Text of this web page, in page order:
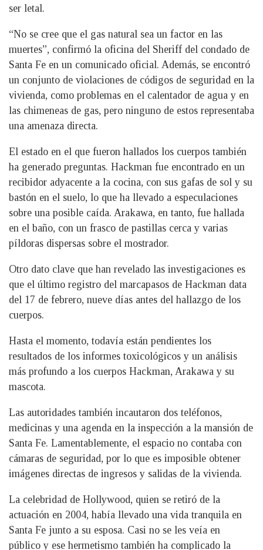
ser letal.
“No se cree que el gas natural sea un factor en las
muertes”, confirmó la oficina del Sheriff del condado de
Santa Fe en un comunicado oficial. Además, se encontró
un conjunto de violaciones de códigos de seguridad en la
vivienda, como problemas en el calentador de agua y en
las chimeneas de gas, pero ninguno de estos representaba
una amenaza directa.
El estado en el que fueron hallados los cuerpos también
ha generado preguntas. Hackman fue encontrado en un
recibidor adyacente a la cocina, con sus gafas de sol y su
bastón en el suelo, lo que ha llevado a especulaciones
sobre una posible caída. Arakawa, en tanto, fue hallada
en el baño, con un frasco de pastillas cerca y varias
píldoras dispersas sobre el mostrador.
Otro dato clave que han revelado las investigaciones es
que el último registro del marcapasos de Hackman data
del 17 de febrero, nueve días antes del hallazgo de los
cuerpos.
Hasta el momento, todavía están pendientes los
resultados de los informes toxicológicos y un análisis
más profundo a los cuerpos Hackman, Arakawa y su
mascota.
Las autoridades también incautaron dos teléfonos,
medicinas y una agenda en la inspección a la mansión de
Santa Fe. Lamentablemente, el espacio no contaba con
cámaras de seguridad, por lo que es imposible obtener
imágenes directas de ingresos y salidas de la vivienda.
La celebridad de Hollywood, quien se retiró de la
actuación en 2004, había llevado una vida tranquila en
Santa Fe junto a su esposa. Casi no se les veía en
público y ese hermetismo también ha complicado la